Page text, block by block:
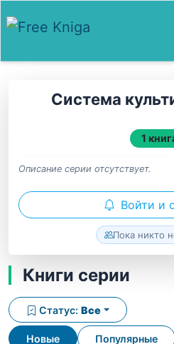
Система
1
Описание серии отсутствует.
Войти и
Пока никто
Книги серии
Новые Популярные
Статус: Все